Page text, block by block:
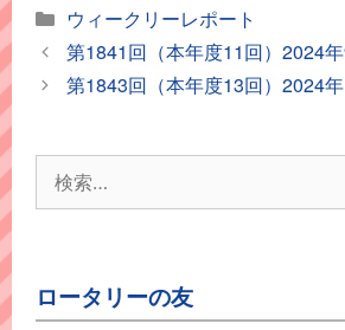
カ
テ
ゴ
リ
ウィークリーレポート
第1841回（本年度11回）2024年
第1843回（本年度13回）2024年
索:
ロータリーの友